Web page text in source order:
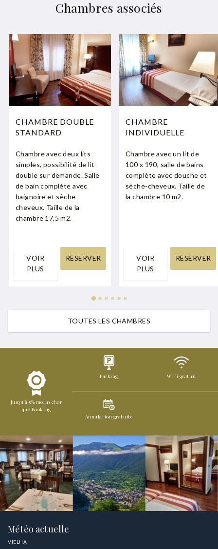
Chambres associés
CHAMBRE DOUBLE
STANDARD
Chambre avec deux lits
simples, possibilité de lit
double sur demande. Salle
de bain complète avec
baignoire et sèche-
cheveux. Taille de la
chambre 17,5 m2.
VOIR
PLUS
RÉSERVER
CHAMBRE
INDIVIDUELLE
Chambre avec un lit de
100 x 190, salle de bains
complète avec douche et
sèche-cheveux. Taille de
la chambre 10 m2.
VOIR
PLUS
RÉSERVER
TOUTES LES CHAMBRES
Jusqu'à 5% moins cher
que Booking
Parking WiFi gratuit
Annulation gratuite
Météo actuelle
VIELHA